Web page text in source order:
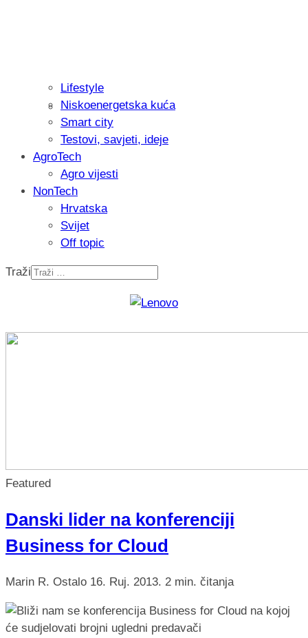
Isprobali smo: Thermostar
Recenzija: Einhell Professional CP-
Lifestyle
Niskoenergetska kuća
Smart city
Testovi, savjeti, ideje
AgroTech
Agro vijesti
NonTech
Hrvatska
Svijet
Off topic
Traži
Featured
Danski lider na konferenciji
Business for Cloud
Marin R. Ostalo 16. Ruj. 2013. 2 min. čitanja